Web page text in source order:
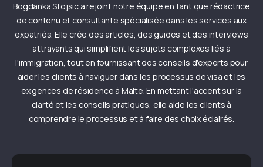
Bogdanka Stojsic a rejoint notre équipe en tant que rédactrice
de contenu et consultante spécialisée dans les services aux
expatriés. Elle crée des articles, des guides et des interviews
attrayants qui simplifient les sujets complexes liés à
l'immigration, tout en fournissant des conseils d'experts pour
aider les clients à naviguer dans les processus de visa et les
exigences de résidence à Malte. En mettant l'accent sur la
clarté et les conseils pratiques, elle aide les clients à
comprendre le processus et à faire des choix éclairés.